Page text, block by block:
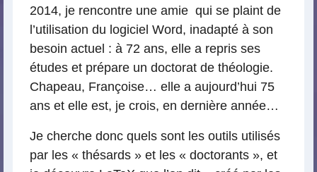
2014, je rencontre une amie qui se plaint de
l’utilisation du logiciel Word, inadapté à son
besoin actuel : à 72 ans, elle a repris ses
études et prépare un doctorat de théologie.
Chapeau, Françoise… elle a aujourd’hui 75
ans et elle est, je crois, en dernière année…
Je cherche donc quels sont les outils utilisés
par les « thésards » et les « doctorants », et